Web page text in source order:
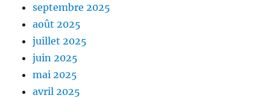
septembre 2025
août 2025
juillet 2025
juin 2025
mai 2025
avril 2025